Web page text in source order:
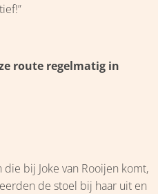
route regelmatig in
bij Joke van Rooijen komt,
de stoel bij haar uit en